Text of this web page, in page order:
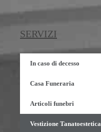
SERVIZI
In caso di decesso
Casa Funeraria
Articoli funebri
Vestizione Tanatoestetica